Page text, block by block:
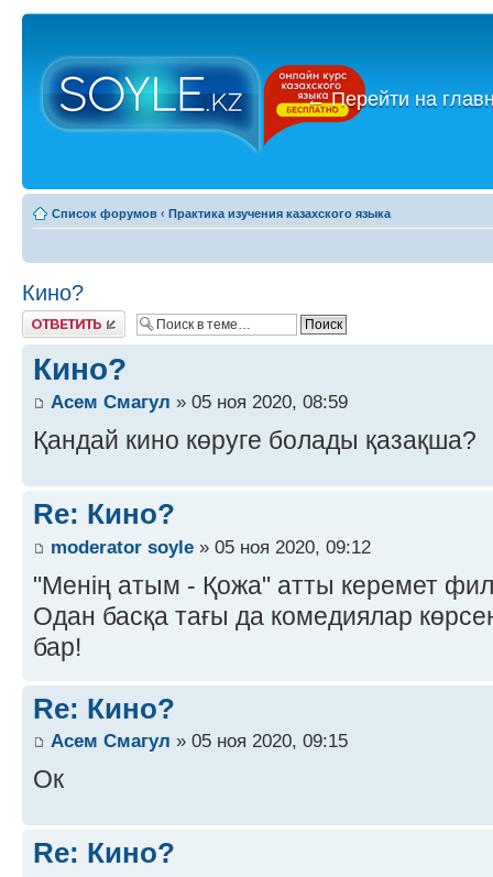
←Перейти на
Список форумов ‹ Практика изучения казахского языка
Кино?
Ответить
Кино?
Асем Смагул » 05 ноя 2020, 08:59
Қандай кино көруге болады қазақша?
Re: Кино?
moderator soyle » 05 ноя 2020, 09:12
"Менің атым - Қожа" атты керемет
Одан басқа тағы да комедиялар
бар!
Re: Кино?
Асем Смагул » 05 ноя 2020, 09:15
Ок
Re: Кино?